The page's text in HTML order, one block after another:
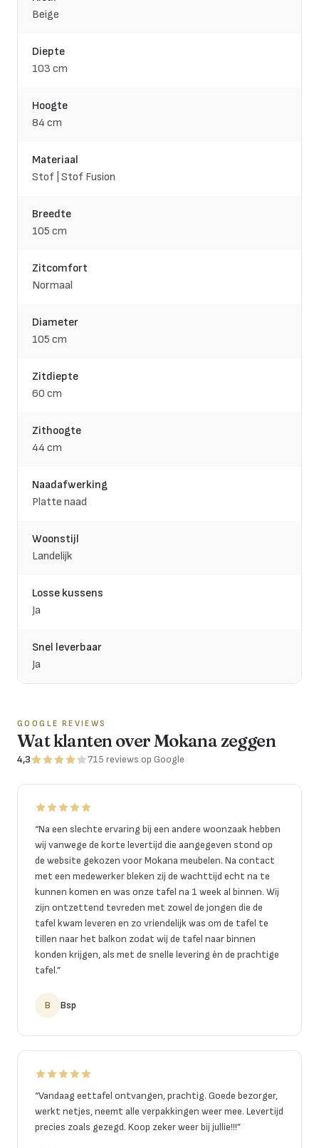
Beige
Diepte
103 cm
Hoogte
84 cm
Materiaal
Stof | Stof Fusion
Breedte
105 cm
Zitcomfort
Normaal
Diameter
105 cm
Zitdiepte
60 cm
Zithoogte
44 cm
Naadafwerking
Platte naad
Woonstijl
Landelijk
Losse kussens
Ja
Snel leverbaar
Ja
GOOGLE REVIEWS
Wat klanten over Mokana zeggen
4,3 715 reviews op Google
“Na een slechte ervaring bij een andere woonzaak hebben
wij vanwege de korte levertijd die aangegeven stond op
de website gekozen voor Mokana meubelen. Na contact
met een medewerker bleken zij de wachttijd echt na te
kunnen komen en was onze tafel na 1 week al binnen. Wij
zijn ontzettend tevreden met zowel de jongen die de
tafel kwam leveren en zo vriendelijk was om de tafel te
tillen naar het balkon zodat wij de tafel naar binnen
konden krijgen, als met de snelle levering én de prachtige
tafel.”
B Bsp
“Vandaag eettafel ontvangen, prachtig. Goede bezorger,
werkt netjes, neemt alle verpakkingen weer mee. Levertijd
precies zoals gezegd. Koop zeker weer bij jullie!!!”